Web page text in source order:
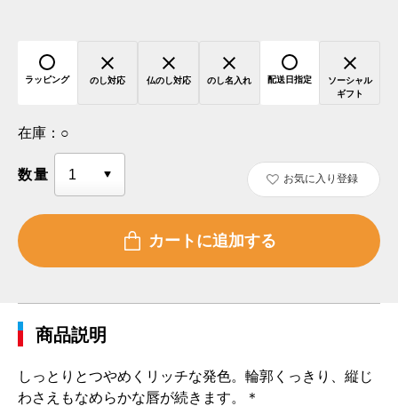
ラッピング のし対応 仏のし対応 のし名入れ 配送日指定
ソーシャル
ギフト
在庫： ○
数量 お気に入り登録
商品説明
しっとりとつやめくリッチな発色。輪郭くっきり、縦じ
わさえもなめらかな唇が続きます。＊